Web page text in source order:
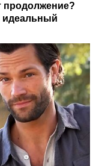
продолжение?
идеальный